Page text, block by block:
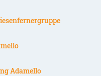
Adamello